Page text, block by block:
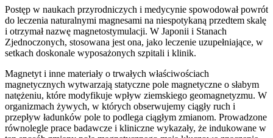
Postęp w naukach przyrodniczych i medycynie spowodował powrót
do leczenia naturalnymi magnesami na niespotykaną przedtem skalę
i otrzymał nazwę magnetostymulacji. W Japonii i Stanach
Zjednoczonych, stosowana jest ona, jako leczenie uzupełniające, w
setkach doskonale wyposażonych szpitali i klinik.
Magnetyt i inne materiały o trwałych właściwościach
magnetycznych wytwarzają statyczne pole magnetyczne o słabym
natężeniu, które modyfikuje wpływ ziemskiego geomagnetyzmu. W
organizmach żywych, w których obserwujemy ciągły ruch i
przepływ ładunków pole to podlega ciągłym zmianom. Prowadzone
równolegle prace badawcze i kliniczne wykazały, że indukowane w